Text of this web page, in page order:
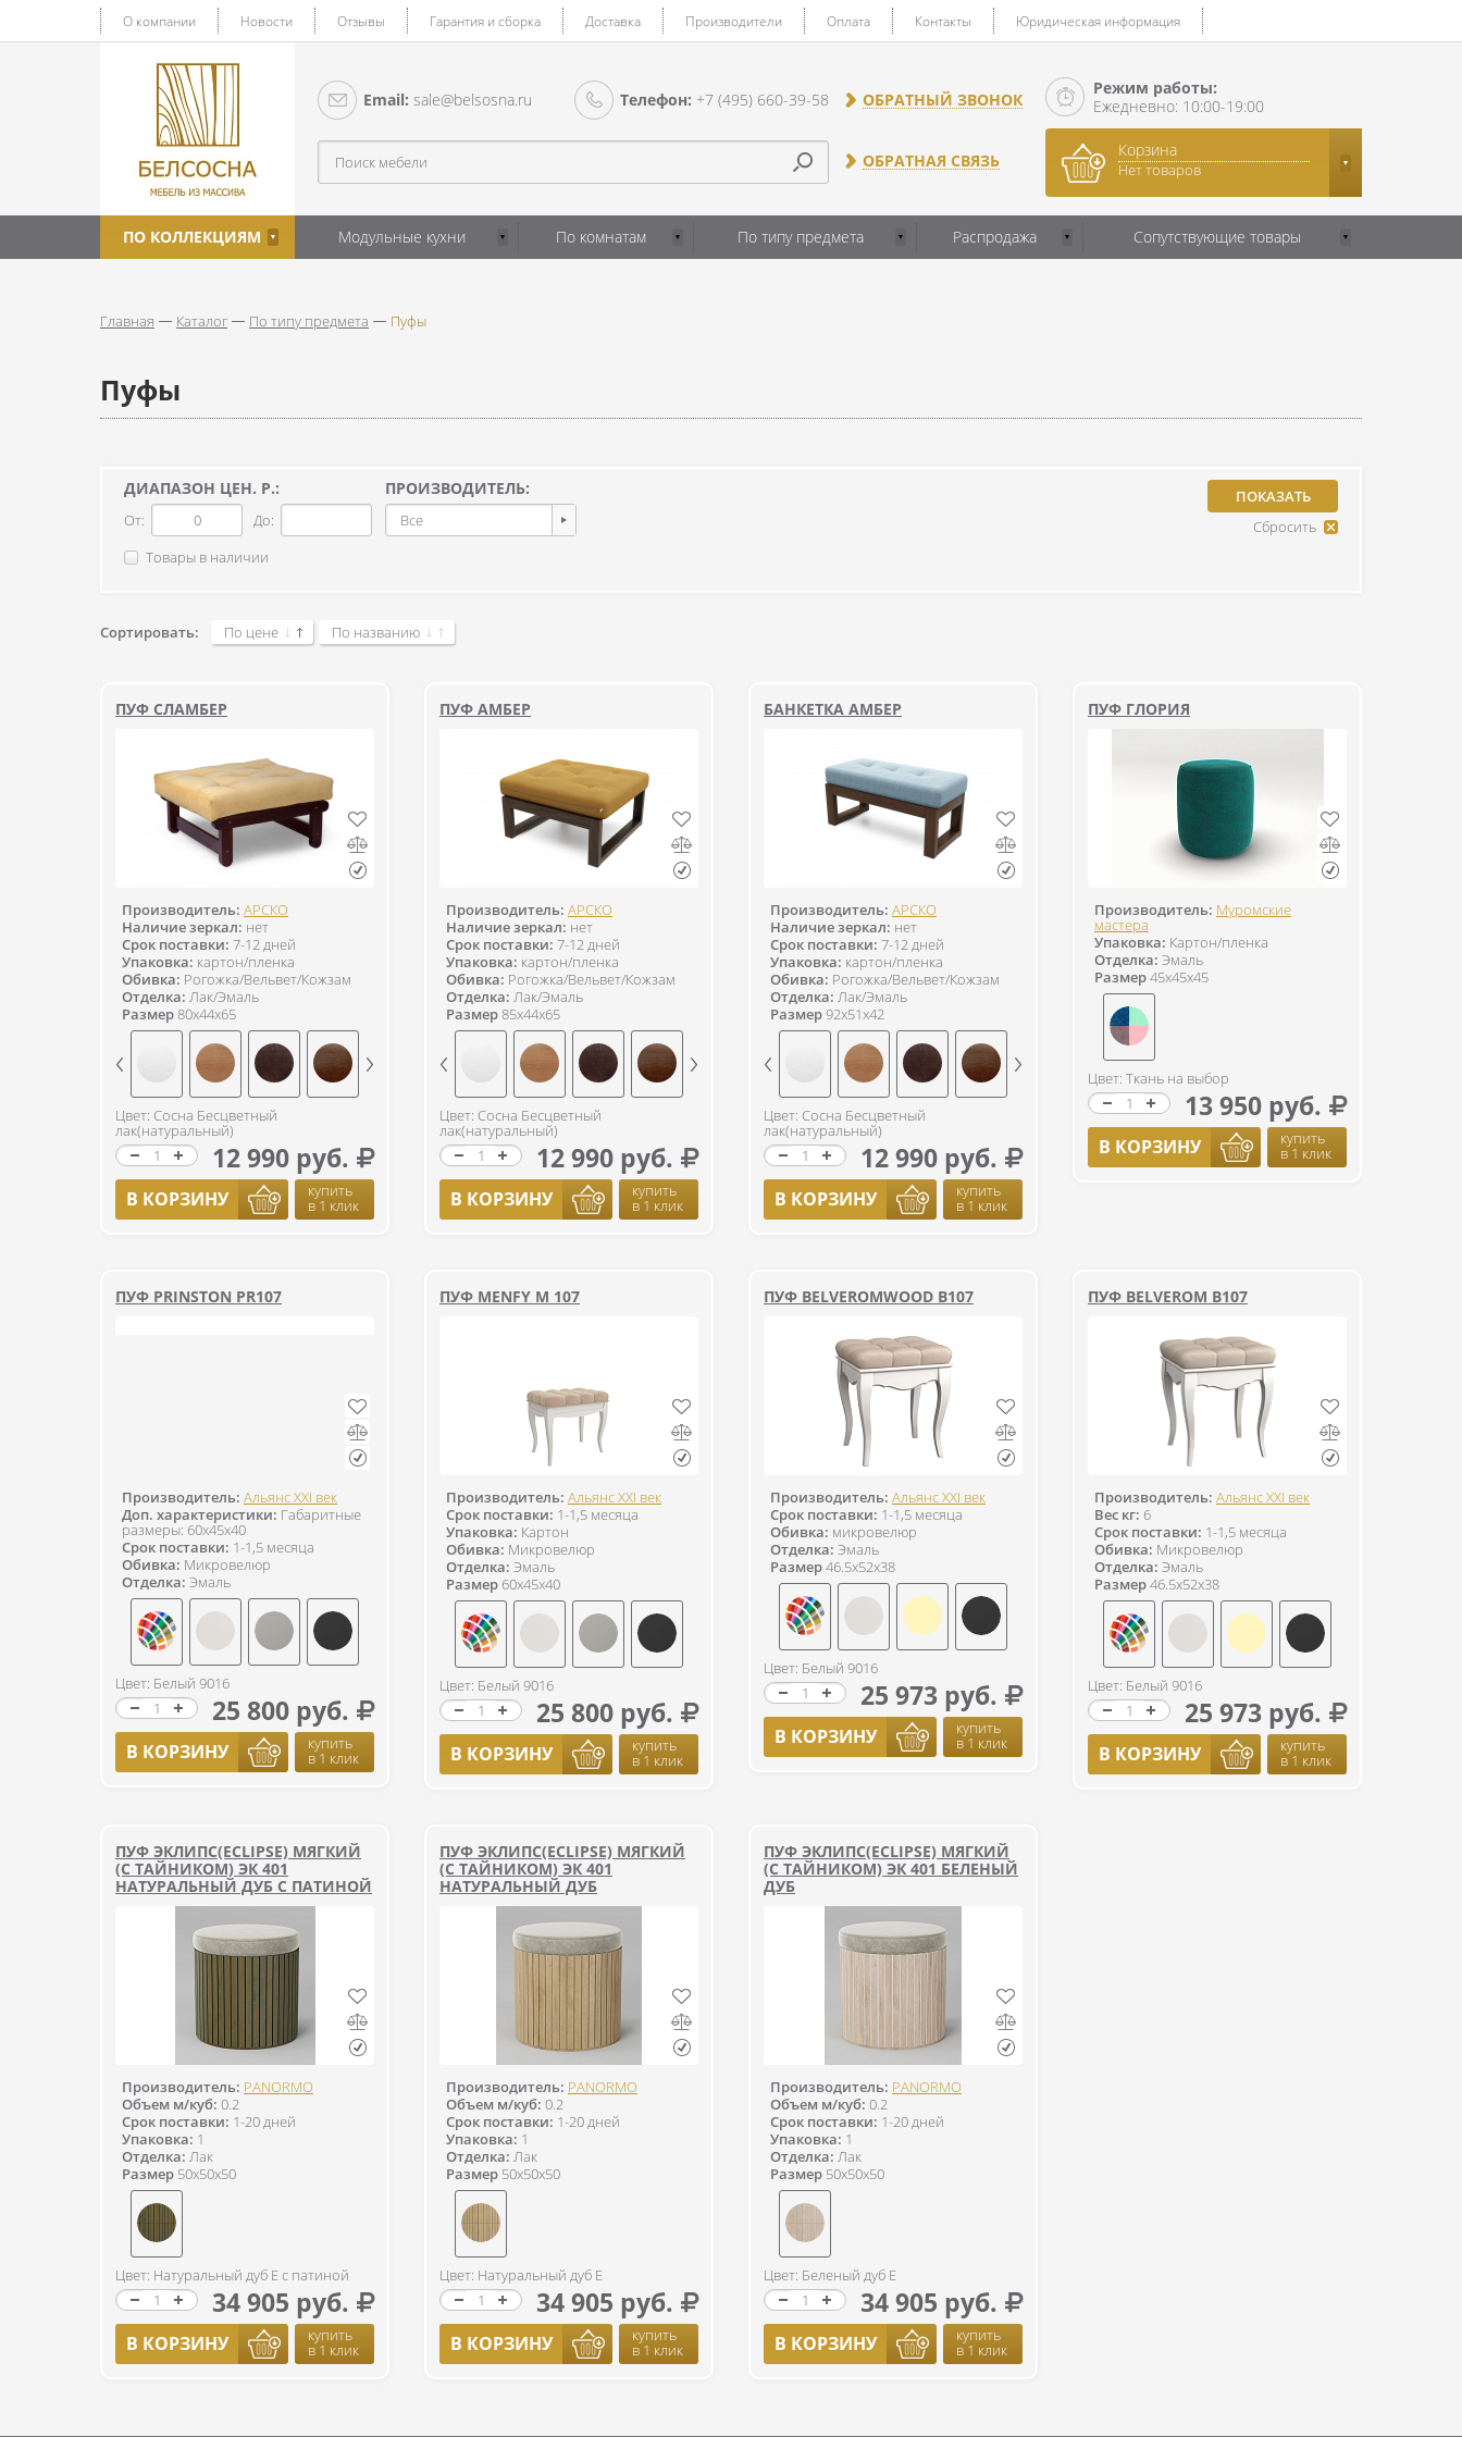
О компании Новости Отзывы Гарантия и сборка Доставка Производители Оплата Контакты Юридическая информация
Email: sale@belsosna.ru Телефон: +7 (495) 660-39-58 ОБРАТНЫЙ ЗВОНОК
ОБРАТНАЯ СВЯЗЬ
Режим работы:
Ежедневно: 10:00-19:00
Корзина
Нет товаров
ПО КОЛЛЕКЦИЯМ Модульные кухни По комнатам По типу предмета Распродажа Сопутствующие товары
Главная Каталог По типу предмета Пуфы
Пуфы
ДИАПАЗОН ЦЕН. Р.:
От: До:
ПРОИЗВОДИТЕЛЬ:
Все
Товары в наличии
Сортировать: По цене По названию
ПУФ СЛАМБЕР
Производитель: АРСКО
Наличие зеркал: нет
Срок поставки: 7-12 дней
Упаковка: картон/пленка
Обивка: Рогожка/Вельвет/Кожзам
Отделка: Лак/Эмаль
Размер80x44x65
Цвет: Сосна Бесцветный
лак(натуральный)
12 990 руб.
В КОРЗИНУ купить
в 1 клик
ПУФ АМБЕР
Производитель: АРСКО
Наличие зеркал: нет
Срок поставки: 7-12 дней
Упаковка: картон/пленка
Обивка: Рогожка/Вельвет/Кожзам
Отделка: Лак/Эмаль
Размер85x44x65
Цвет: Сосна Бесцветный
лак(натуральный)
12 990 руб.
В КОРЗИНУ купить
в 1 клик
БАНКЕТКА АМБЕР
Производитель: АРСКО
Наличие зеркал: нет
Срок поставки: 7-12 дней
Упаковка: картон/пленка
Обивка: Рогожка/Вельвет/Кожзам
Отделка: Лак/Эмаль
Размер92x51x42
Цвет: Сосна Бесцветный
лак(натуральный)
12 990 руб.
В КОРЗИНУ купить
в 1 клик
ПУФ ГЛОРИЯ
Производитель: Муромские
мастера
Упаковка: Картон/пленка
Отделка: Эмаль
Размер45x45x45
Цвет: Ткань на выбор
13 950 руб.
В КОРЗИНУ купить
в 1 клик
ПУФ PRINSTON PR107
Производитель: Альянс XXI век
Доп. характеристики: Габаритные
размеры: 60х45х40
Срок поставки: 1-1,5 месяца
Обивка: Микровелюр
Отделка: Эмаль
Цвет: Белый 9016
25 800 руб.
В КОРЗИНУ купить
в 1 клик
ПУФ MENFY M 107
Производитель: Альянс XXI век
Срок поставки: 1-1,5 месяца
Упаковка: Картон
Обивка: Микровелюр
Отделка: Эмаль
Размер 60x45x40
Цвет: Белый 9016
25 800 руб.
В КОРЗИНУ купить
в 1 клик
ПУФ BELVEROMWOOD B107
Производитель: Альянс XXI век
Срок поставки: 1-1,5 месяца
Обивка: микровелюр
Отделка: Эмаль
Размер46.5x52x38
Цвет: Белый 9016
25 973 руб.
В КОРЗИНУ купить
в 1 клик
ПУФ BELVEROM B107
Производитель: Альянс XXI век
Вес кг: 6
Срок поставки: 1-1,5 месяца
Обивка: Микровелюр
Отделка: Эмаль
Размер46.5x52x38
Цвет: Белый 9016
25 973 руб.
В КОРЗИНУ купить
в 1 клик
ПУФ ЭКЛИПС(ECLIPSE) МЯГКИЙ
(С ТАЙНИКОМ) ЭК 401
НАТУРАЛЬНЫЙ ДУБ С ПАТИНОЙ
Производитель: PANORMO
Объем м/куб: 0.2
Срок поставки: 1-20 дней
Упаковка: 1
Отделка: Лак
Размер 50x50x50
Цвет: Натуральный дуб Е с патиной
34 905 руб.
В КОРЗИНУ купить
в 1 клик
ПУФ ЭКЛИПС(ECLIPSE) МЯГКИЙ
(С ТАЙНИКОМ) ЭК 401
НАТУРАЛЬНЫЙ ДУБ
Производитель: PANORMO
Объем м/куб: 0.2
Срок поставки: 1-20 дней
Упаковка: 1
Отделка: Лак
Размер 50x50x50
Цвет: Натуральный дуб Е
34 905 руб.
В КОРЗИНУ купить
в 1 клик
ПУФ ЭКЛИПС(ECLIPSE) МЯГКИЙ
(С ТАЙНИКОМ) ЭК 401 БЕЛЕНЫЙ
ДУБ
Производитель: PANORMO
Объем м/куб: 0.2
Срок поставки: 1-20 дней
Упаковка: 1
Отделка: Лак
Размер 50x50x50
Цвет: Беленый дуб Е
34 905 руб.
В КОРЗИНУ купить
в 1 клик